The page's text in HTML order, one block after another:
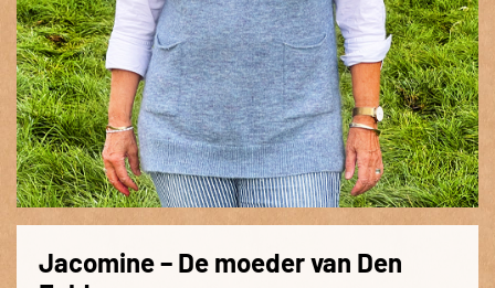
Jacomine – De moeder van Den